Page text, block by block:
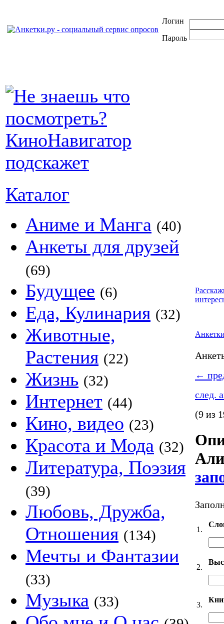
Логин
Пароль
Каталог
Аниме и Манга (40)
Анкеты для друзей
(69)
Будущее (6)
Еда, Кулинария (32)
Животные,
Растения (22)
Жизнь (32)
Интернет (44)
Кино, видео (23)
Красота и Мода (32)
Литература, Поэзия
(39)
Любовь, Дружба,
Отношения (134)
Мечты и Фантазии
(33)
Музыка (33)
←
след.
(9 из
1.
2.
3.